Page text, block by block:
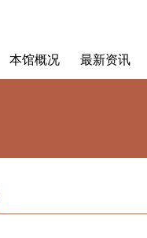
本馆概况 最新资讯